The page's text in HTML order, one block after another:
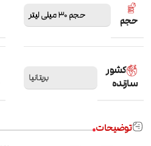
حجم حجم 30 میلی لیتر
کشور
سازنده
بریتانیا
توضیحات